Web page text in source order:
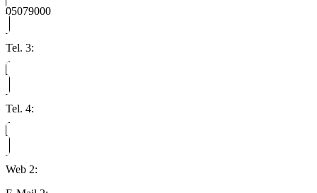
05079000
Tel. 3:
Tel. 4:
Web 2: